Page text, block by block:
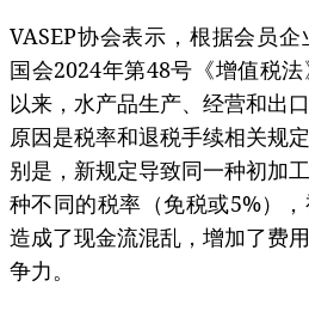
VASEP协会表示，根据会员
国会2024年第48号《增值税
以来，水产品生产、经营和出
原因是税率和退税手续相关规
别是，新规定导致同一种初加
种不同的税率（免税或5%）
造成了现金流混乱，增加了费
争力。